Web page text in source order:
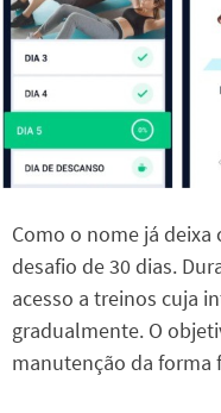
Como o nome já
desafio de 30 dias.
acesso a treinos cuja
gradualmente. O
manutenção da forma